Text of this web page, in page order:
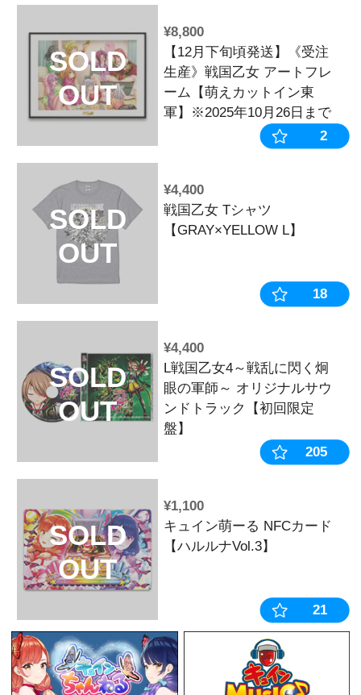
SOLD
OUT
¥2,200
戦国乙女 タ
売上3位
P戦国乙女7
～ オリジナ
ック【通常盤
SOLD
OUT
【ネイビー】